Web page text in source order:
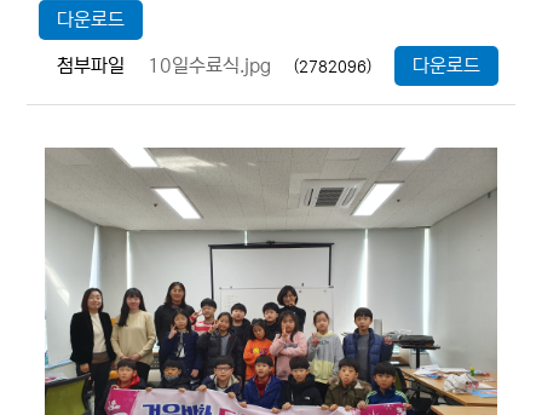
다운로드
첨부파일 10일수료식.jpg (2782096) 다운로드